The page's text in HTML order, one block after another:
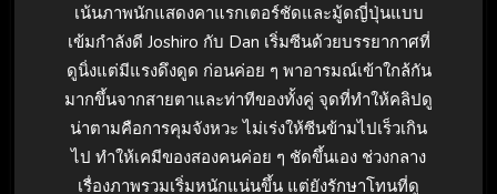
เน้นภาพนักแสดงคาแรกเตอร์ชัดและมู้ดญี่ปุ่นแบบ
เข้มกำลังดี Joshiro กับ Dan เริ่มซีนด้วยบรรยากาศที่
ดูนิ่งแต่มีแรงดึงดูด ก่อนค่อย ๆ พาอารมณ์เข้าใกล้กัน
มากขึ้นจากสายตาและท่าทีของทั้งคู่ จุดที่ทำให้คลิปดู
น่าตามคือการคุมจังหวะ ไม่เร่งให้ซีนข้ามไปเร็วเกิน
ไป ทำให้เคมีของสองคนค่อย ๆ ชัดขึ้นเอง ช่วงกลาง
เรื่องภาพรวมเริ่มหนักแน่นขึ้น แต่ยังรักษาโทนที่ดู